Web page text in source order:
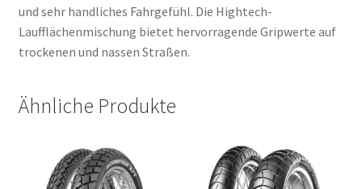
und sehr handliches Fahrgefühl. Die Hightech-
Laufflächenmischung bietet hervorragende Gripwerte auf
trockenen und nassen Straßen.
Ähnliche Produkte